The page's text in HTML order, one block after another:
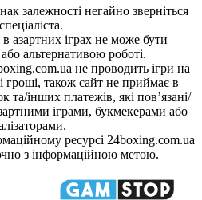
залежності негайно зверніться
азартних іграх не може бути
альтернативою роботі.
не проводить ігри на
гроші, також сайт не приймає в
та/інших платежів, які пов’язані/
іграми, букмекерами або
ресурсі 24boxing.com.ua
з інформаційною метою.